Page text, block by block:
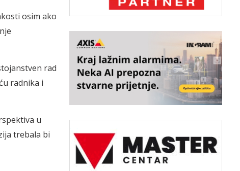
osim ako
rad
radnika i
u
trebala bi